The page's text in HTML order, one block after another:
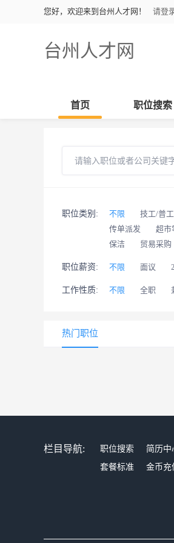
您好，欢迎来到台州人才网！ 请登
台州人才网
首页 职位搜索
职位类别: 不限 技工/普工
传单派发
超市
保洁
贸易采购
职位薪资: 不限 面议
工作性质: 不限 全职
热门职位
栏目导航: 职位搜索 简历中
套餐标准
金币充